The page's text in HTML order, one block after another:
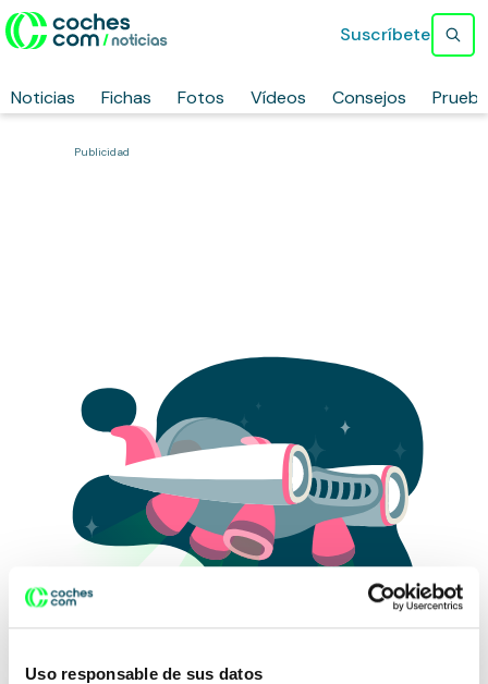
Uso responsable de sus datos
Noticias Fichas Fotos Vídeos Consejos
Suscríbete
Publicidad